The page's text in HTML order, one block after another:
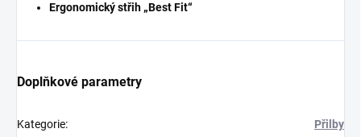
Ergonomický střih „Best Fit“
Doplňkové parametry
Kategorie: Přilby